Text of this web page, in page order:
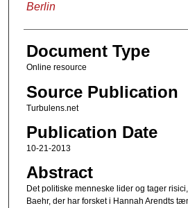
Berlin
Document Type
Online resource
Source Publication
Turbulens.net
Publication Date
10-21-2013
Abstract
Det politiske menneske lider og tager
Baehr, der har forsket i Hannah Arendts